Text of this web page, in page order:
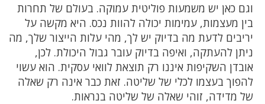
וגם כאן יש משמעות פוליטית עמוקה. בעולם של תחרות
בין מעצמות, עמימות יכולה להוות נכס. היא מקשה על
יריבים לדעת מה בדיוק יש לך, מהי עלות הייצור שלך, מה
ניתן להעתקה, ואיפה בדיוק עובר גבול היכולת. לכן,
אובדן השקיפות איננו רק תוצאת לוואי עסקית. הוא עשוי
להפוך בעצמו לכלי של שליטה. זאת כבר אינה רק שאלה
של מדידה, זוהי שאלה של שליטה בנראות.